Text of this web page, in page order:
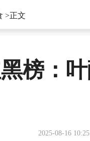
>正文
榜：
2025-08-16